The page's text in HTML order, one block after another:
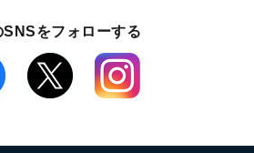
SNSをフォローする